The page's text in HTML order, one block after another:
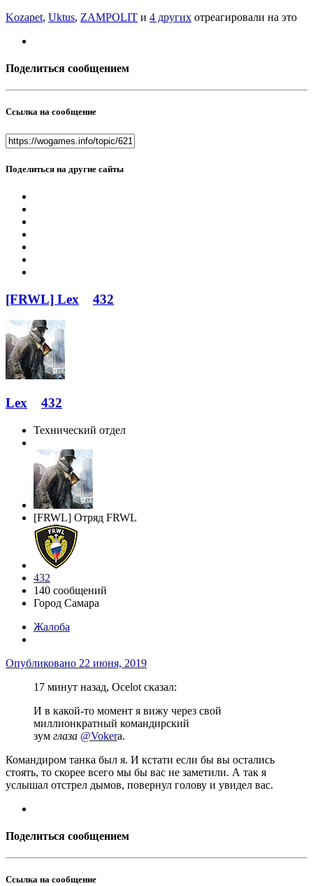
Kozapet, Uktus, ZAMPOLIT и 4 других отреагировали на это
Поделиться сообщением
Ссылка на сообщение
Поделиться на другие сайты
[FRWL] Lex 432
Lex 432
Технический отдел
[FRWL] Отряд FRWL
432
140 сообщений
Город Самара
Жалоба
Опубликовано 22 июня, 2019
17 минут назад, Ocelot сказал:
И в какой-то момент я вижу через свой
миллионкратный командирский
зум глаза @Vokerа.
Командиром танка был я. И кстати если бы вы остались
стоять, то скорее всего мы бы вас не заметили. А так я
услышал отстрел дымов, повернул голову и увидел вас.
Поделиться сообщением
Ссылка на сообщение